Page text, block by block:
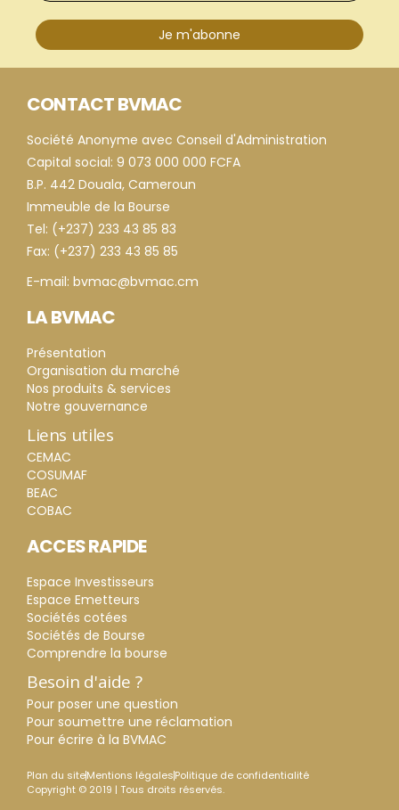
Je m'abonne
CONTACT BVMAC
Société Anonyme avec Conseil d'Administration
Capital social: 9 073 000 000 FCFA
B.P. 442 Douala, Cameroun
Immeuble de la Bourse
Tel: (+237) 233 43 85 83
Fax: (+237) 233 43 85 85
E-mail: bvmac@bvmac.cm
LA BVMAC
Présentation
Organisation du marché
Nos produits & services
Notre gouvernance
Liens utiles
CEMAC
COSUMAF
BEAC
COBAC
ACCES RAPIDE
Espace Investisseurs
Espace Emetteurs
Sociétés cotées
Sociétés de Bourse
Comprendre la bourse
Besoin d'aide ?
Pour poser une question
Pour soumettre une réclamation
Pour écrire à la BVMAC
Plan du siteMentions légalesPolitique de confidentialité
Copyright © 2019 | Tous droits réservés.